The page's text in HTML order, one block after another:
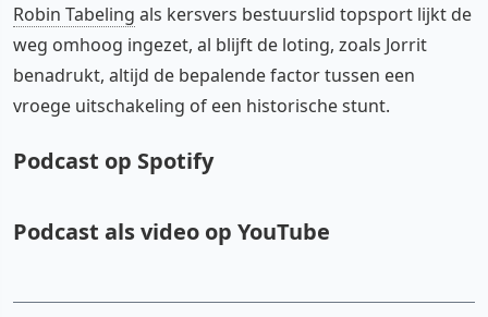
Robin Tabeling als kersvers bestuurslid topsport lijkt de
weg omhoog ingezet, al blijft de loting, zoals Jorrit
benadrukt, altijd de bepalende factor tussen een
vroege uitschakeling of een historische stunt.
Podcast op Spotify
Podcast als video op YouTube